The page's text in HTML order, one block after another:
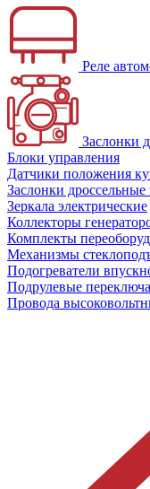
Реле
Заслонки
Блоки управления
Датчики положения
Заслонки дроссельные
Зеркала электрические
Коллекторы
Комплекты
Механизмы
Подогреватели
Подрулевые
Провода